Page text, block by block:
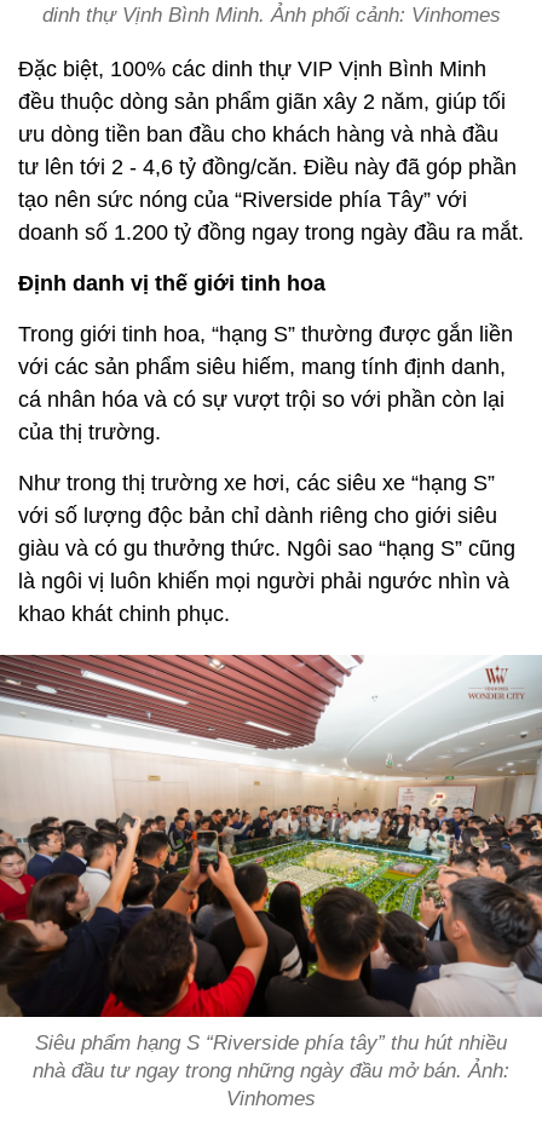
dinh thự Vịnh Bình Minh. Ảnh phối cảnh: Vinhomes
Đặc biệt, 100% các dinh thự VIP Vịnh Bình Minh
đều thuộc dòng sản phẩm giãn xây 2 năm, giúp tối
ưu dòng tiền ban đầu cho khách hàng và nhà đầu
tư lên tới 2 - 4,6 tỷ đồng/căn. Điều này đã góp phần
tạo nên sức nóng của “Riverside phía Tây” với
doanh số 1.200 tỷ đồng ngay trong ngày đầu ra mắt.
Định danh vị thế giới tinh hoa
Trong giới tinh hoa, “hạng S” thường được gắn liền
với các sản phẩm siêu hiếm, mang tính định danh,
cá nhân hóa và có sự vượt trội so với phần còn lại
của thị trường.
Như trong thị trường xe hơi, các siêu xe “hạng S”
với số lượng độc bản chỉ dành riêng cho giới siêu
giàu và có gu thưởng thức. Ngôi sao “hạng S” cũng
là ngôi vị luôn khiến mọi người phải ngước nhìn và
khao khát chinh phục.
Siêu phẩm hạng S “Riverside phía tây” thu hút nhiều
nhà đầu tư ngay trong những ngày đầu mở bán. Ảnh:
Vinhomes